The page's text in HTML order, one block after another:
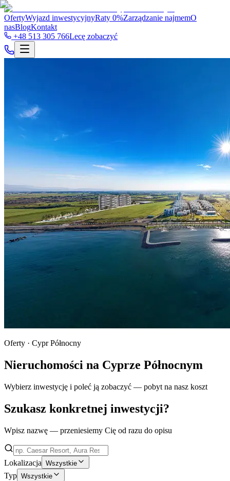
OfertyWyjazd inwestycyjnyRaty 0%Zarządzanie najmemO
nasBlogKontakt
+48 513 305 766Lecę zobaczyć
Oferty · Cypr Północny
Nieruchomości na Cyprze Północnym
Wybierz inwestycję i poleć ją zobaczyć — pobyt na nasz koszt
Szukasz konkretnej inwestycji?
Wpisz nazwę — przeniesiemy Cię od razu do opisu
Lokalizacja Wszystkie
Typ Wszystkie